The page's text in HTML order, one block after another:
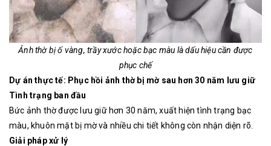
Ảnh thờ bị ố vàng, trầy xước hoặc bạc màu là dấu hiệu cần được
phục chế
Dự án thực tế: Phục hồi ảnh thờ bị mờ sau hơn 30 năm lưu giữ
Tình trạng ban đầu
Bức ảnh thờ được lưu giữ hơn 30 năm, xuất hiện tình trạng bạc
màu, khuôn mặt bị mờ và nhiều chi tiết không còn nhận diện rõ.
Giải pháp xử lý